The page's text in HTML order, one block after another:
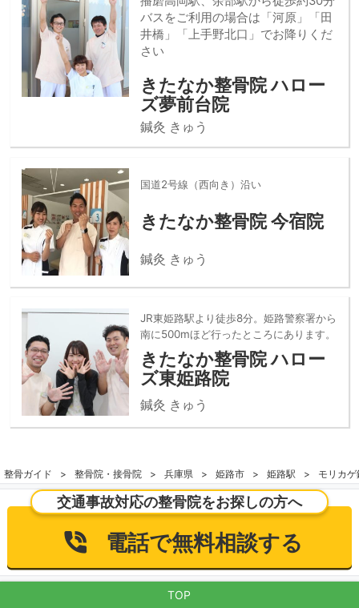
バスをご利用の場合は「河原」「田
井橋」「上手野北口」でお降りくだ
さい
きたなか整骨院 ハロー
ズ夢前台院
鍼灸 きゅう
国道2号線（西向き）沿い
きたなか整骨院 今宿院
鍼灸 きゅう
JR東姫路駅より徒歩8分。姫路警察署から
南に500mほど行ったところにあります。
きたなか整骨院 ハロー
ズ東姫路院
鍼灸 きゅう
整骨ガイド 整骨院・接骨院 兵庫県 姫路市 姫路駅 モリカ
交通事故対応の整骨院をお探しの方へ
電話で無料相談する
TOP